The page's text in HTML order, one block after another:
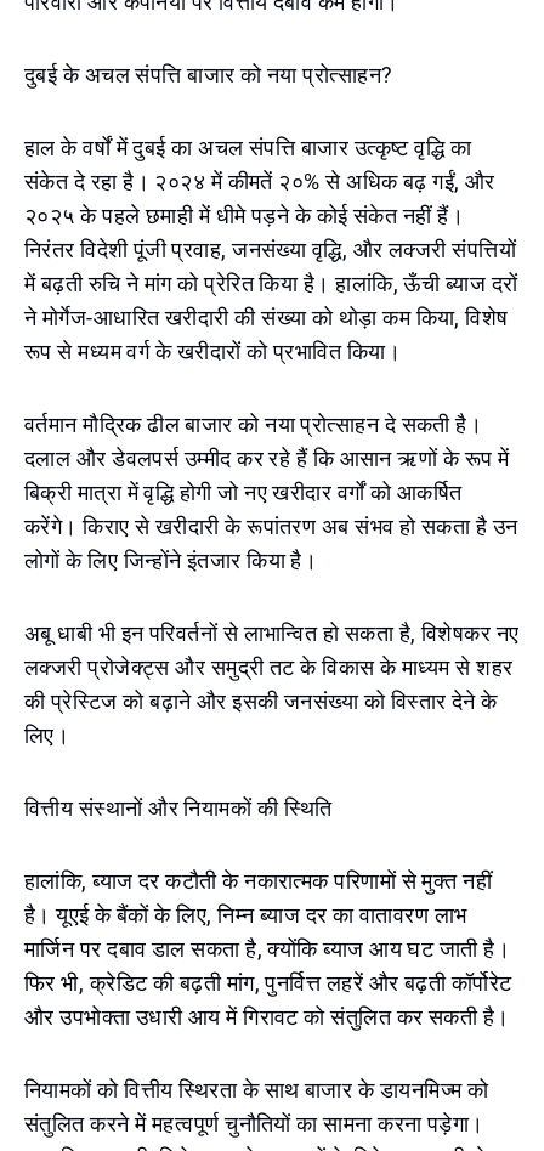
दुबई के अचल संपत्ति बाजार को नया प्रोत्साहन?
हाल के वर्षों में दुबई का अचल संपत्ति बाजार उत्कृष्ट वृद्धि का
संकेत दे रहा है। २०२४ में कीमतें २०% से अधिक बढ़ गईं, और
२०२५ के पहले छमाही में धीमे पड़ने के कोई संकेत नहीं हैं।
निरंतर विदेशी पूंजी प्रवाह, जनसंख्या वृद्धि, और लक्जरी संपत्तियों
में बढ़ती रुचि ने मांग को प्रेरित किया है। हालांकि, ऊँची ब्याज दरों
ने मोर्गेज-आधारित खरीदारी की संख्या को थोड़ा कम किया, विशेष
रूप से मध्यम वर्ग के खरीदारों को प्रभावित किया।
वर्तमान मौद्रिक ढील बाजार को नया प्रोत्साहन दे सकती है।
दलाल और डेवलपर्स उम्मीद कर रहे हैं कि आसान ऋणों के रूप में
बिक्री मात्रा में वृद्धि होगी जो नए खरीदार वर्गों को आकर्षित
करेंगे। किराए से खरीदारी के रूपांतरण अब संभव हो सकता है उन
लोगों के लिए जिन्होंने इंतजार किया है।
अबू धाबी भी इन परिवर्तनों से लाभान्वित हो सकता है, विशेषकर नए
लक्जरी प्रोजेक्ट्स और समुद्री तट के विकास के माध्यम से शहर
की प्रेस्टिज को बढ़ाने और इसकी जनसंख्या को विस्तार देने के
लिए।
वित्तीय संस्थानों और नियामकों की स्थिति
हालांकि, ब्याज दर कटौती के नकारात्मक परिणामों से मुक्त नहीं
है। यूएई के बैंकों के लिए, निम्न ब्याज दर का वातावरण लाभ
मार्जिन पर दबाव डाल सकता है, क्योंकि ब्याज आय घट जाती है।
फिर भी, क्रेडिट की बढ़ती मांग, पुनर्वित्त लहरें और बढ़ती कॉर्पोरेट
और उपभोक्ता उधारी आय में गिरावट को संतुलित कर सकती है।
नियामकों को वित्तीय स्थिरता के साथ बाजार के डायनमिज्म को
संतुलित करने में महत्वपूर्ण चुनौतियों का सामना करना पड़ेगा।